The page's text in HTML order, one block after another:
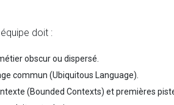
doit :
obscur ou dispersé.
commun (Ubiquitous Language).
(Bounded Contexts) et premières